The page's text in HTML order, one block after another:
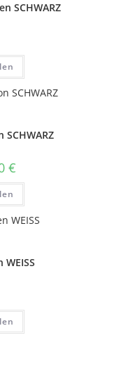
SCHWARZ
Dieses
weist
mehrere
Varianten
können
werden
€Preisspanne:
13,00 €
bisDieses
weist
mehrere
Varianten
können
werden
WEISS
Dieses
weist